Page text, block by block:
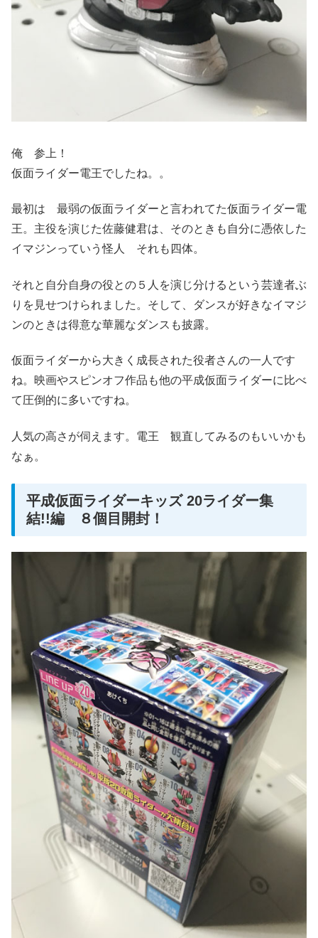
俺 参上！
仮面ライダー電王でしたね。。
最初は 最弱の仮面ライダーと言われてた仮面ライダー電
王。主役を演じた佐藤健君は、そのときも自分に憑依した
イマジンっていう怪人 それも四体。
それと自分自身の役との５人を演じ分けるという芸達者ぶ
りを見せつけられました。そして、ダンスが好きなイマジ
ンのときは得意な華麗なダンスも披露。
仮面ライダーから大きく成長された役者さんの一人です
ね。映画やスピンオフ作品も他の平成仮面ライダーに比べ
て圧倒的に多いですね。
人気の高さが伺えます。電王 観直してみるのもいいかも
なぁ。
平成仮面ライダーキッズ 20ライダー集
結!!編 ８個目開封！